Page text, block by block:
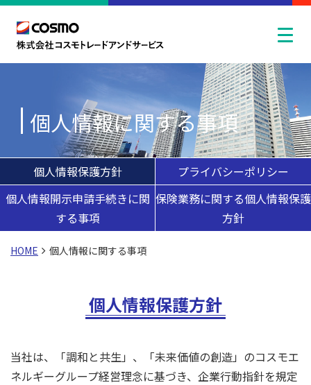
個人情報に関する事項
個人情報保護方針
プライバシーポリシー
個人情報開示申請手続きに関
する事項
保険業務に関する個人情報保護
方針
HOME 個人情報に関する事項
個人情報保護方針
当社は、「調和と共生」、「未来価値の創造」のコスモエ
ネルギーグループ経営理念に基づき、企業行動指針を規定